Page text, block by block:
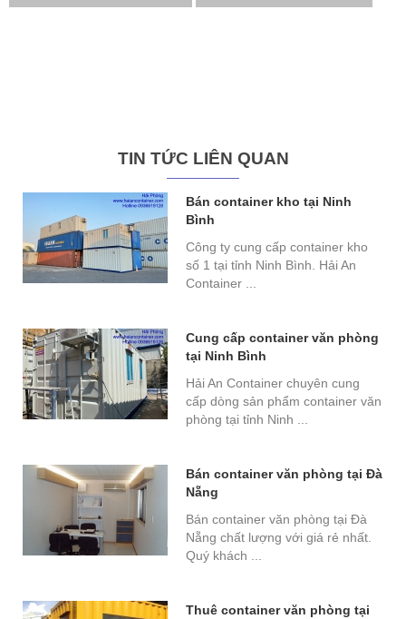
TIN TỨC LIÊN QUAN
Bán container kho tại Ninh
Bình
Công ty cung cấp container kho
số 1 tại tỉnh Ninh Bình. Hải An
Container ...
Cung cấp container văn phòng
tại Ninh Bình
Hải An Container chuyên cung
cấp dòng sản phẩm container văn
phòng tại tỉnh Ninh ...
Bán container văn phòng tại Đà
Nẵng
Bán container văn phòng tại Đà
Nẵng chất lượng với giá rẻ nhất.
Quý khách ...
Thuê container văn phòng tại